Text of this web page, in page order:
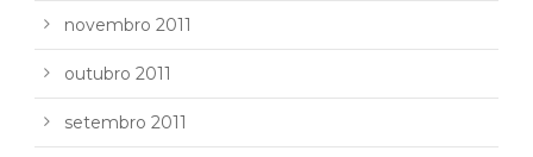
novembro 2011
outubro 2011
setembro 2011